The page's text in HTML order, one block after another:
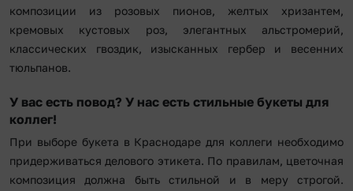
композиции из розовых пионов, желтых хризантем,
кремовых кустовых роз, элегантных альстромерий,
классических гвоздик, изысканных гербер и весенних
тюльпанов.
У вас есть повод? У нас есть стильные букеты для
коллег!
При выборе букета в Краснодаре для коллеги необходимо
придерживаться делового этикета. По правилам, цветочная
композиция должна быть стильной и в меру строгой.